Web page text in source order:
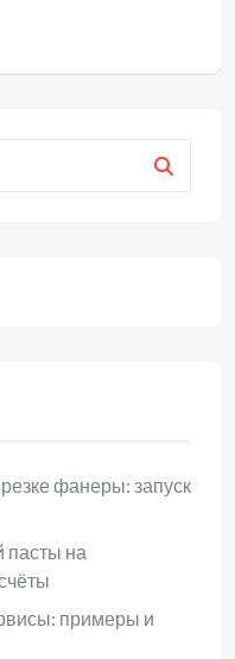
фанеры: запуск
пасты на
примеры и